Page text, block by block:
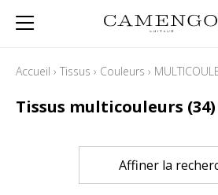
Accueil › Tissus › Couleurs ›
Tissus multicouleurs (34)
Affiner la